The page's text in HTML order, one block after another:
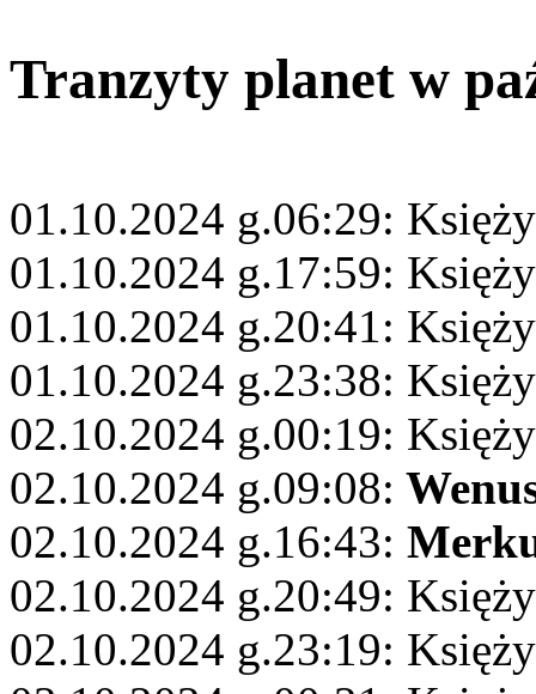
Tranzyty planet w
01.10.2024 g.06:29:
01.10.2024 g.17:59:
01.10.2024 g.20:41:
01.10.2024 g.23:38:
02.10.2024 g.00:19:
02.10.2024 g.09:08:
02.10.2024 g.16:43:
02.10.2024 g.20:49:
02.10.2024 g.23:19: